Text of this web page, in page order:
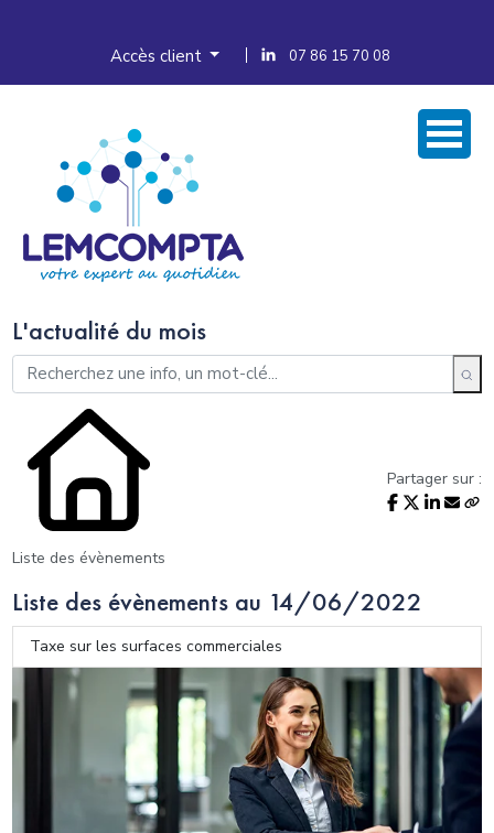
Accès client 07 86 15 70 08
L'actualité du mois
Liste des évènements
Partager sur :
Liste des évènements au 14/06/2022
Taxe sur les surfaces commerciales